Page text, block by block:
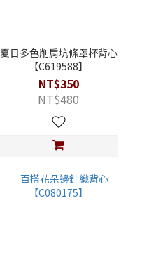
夏日多色削肩坑條罩杯背心
【C619588】
NT$350
NT$480